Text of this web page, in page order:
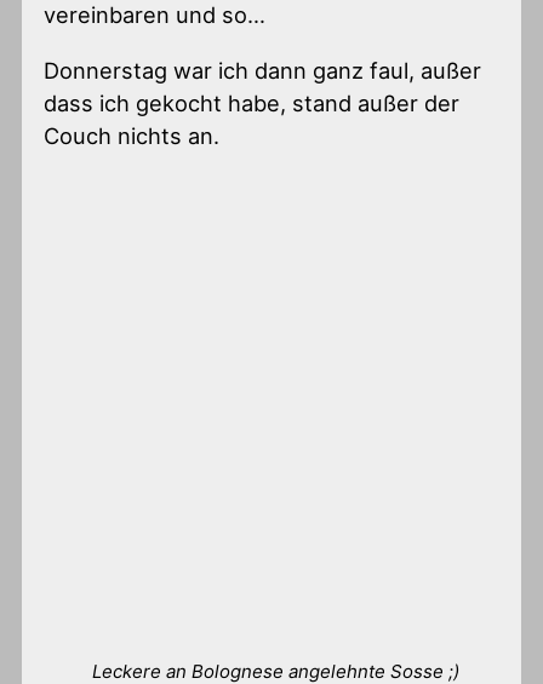
vereinbaren und so…
Donnerstag war ich dann ganz faul, außer
dass ich gekocht habe, stand außer der
Couch nichts an.
Leckere an Bolognese angelehnte Sosse ;)